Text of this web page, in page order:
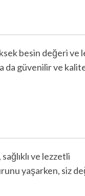
besin değeri ve
da güvenilir ve
ve lezzetli
yaşarken, siz